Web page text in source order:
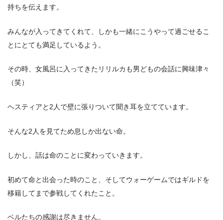
持ちを伝えます。
みんなが入ってきてくれて、しかも一緒にこうやって過ごせるこ
とにとても満足しているよう。
その時、女風呂に入ってきたリリルカも男どもの会話に興味津々
（笑）
ヘスティアと2人で壁に張りついて聞き耳を立てています。
そんな2人を見てため息しか出ない命。
しかし、話は命のことに変わっていきます。
初めて命と出会った時のこと、そしてウォーゲームではギルドを
移籍してまで参戦してくれたこと。
ベルたちの感謝は尽きません。